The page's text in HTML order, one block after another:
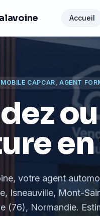
Accueil
CAPCAR, AGENT
, votre agent
Isneauville, Mont-
(76), Normandie.